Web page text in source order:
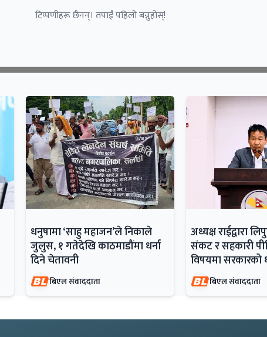
टिप्पणीहरू छैनन्। तपाईं पहिलो बन्नुहोस्!
धनुषामा ‘साहु महाजन’ले निकाले
जुलुस, १ गतेदेखि काठमाडौंमा धर्ना
दिने चेतावनी
बिएल संवाददाता
अध्यक्ष राईद्वारा
संकट र सहकारी
विषयमा सरकारको
बिएल संवाददाता